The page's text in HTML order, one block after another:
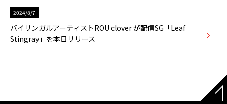
プライバシーポリシー
2024/8/7
バイリンガルアーティストROU clover が配信SG「Leaf
Stingray」を本日リリース